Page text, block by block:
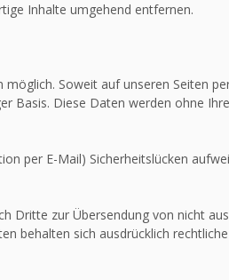
Inhalte umgehend entfernen.
Soweit auf unseren Seiten
Basis. Diese Daten werden ohne
per E-Mail) Sicherheitslücken
zur Übersendung von nicht
behalten sich ausdrücklich